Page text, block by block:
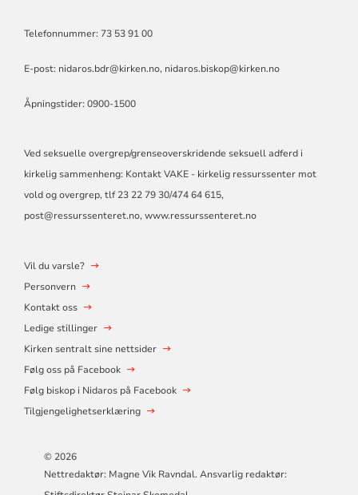
Telefonnummer: 73 53 91 00
E-post: nidaros.bdr@kirken.no, nidaros.biskop@kirken.no
Åpningstider: 0900-1500
Ved seksuelle overgrep/grenseoverskridende seksuell adferd i
kirkelig sammenheng: Kontakt VAKE - kirkelig ressurssenter mot
vold og overgrep, tlf 23 22 79 30/474 64 615,
post@ressurssenteret.no, www.ressurssenteret.no
Vil du varsle?
Personvern
Kontakt oss
Ledige stillinger
Kirken sentralt sine nettsider
Følg oss på Facebook
Følg biskop i Nidaros på Facebook
Tilgjengelighetserklæring
© 2026
Nettredaktør: Magne Vik Ravndal. Ansvarlig redaktør: